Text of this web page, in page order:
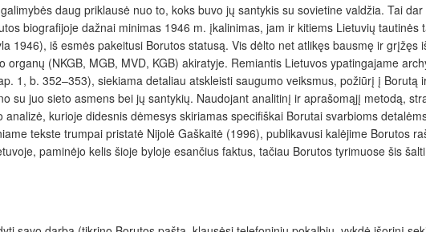
daug priklausė nuo to, koks buvo jų santykis su sovietine valdžia. Tai
biografijoje dažnai minimas 1946 m. įkalinimas, jam ir kitiems Lietuvių
1946), iš esmės pakeitusi Borutos statusą. Vis dėlto net atlikęs bausmę ir
organų (NKGB, MGB, MVD, KGB) akiratyje. Remiantis Lietuvos ypatingajame
1, b. 352–353), siekiama detaliau atskleisti saugumo veiksmus, požiūrį į
su juo sieto asmens bei jų santykių. Naudojant analitinį ir aprašomąjį metodą,
kurioje didesnis dėmesys skiriamas specifiškai Borutai svarbioms
tekste trumpai pristatė Nijolė Gaškaitė (1996), publikavusi kalėjime Borutos
paminėjo kelis šioje byloje esančius faktus, tačiau Borutos tyrimuose šis